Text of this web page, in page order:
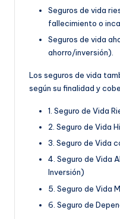
Seguros de vida
fallecimiento o
Seguros de vida
ahorro/inversión).
Los seguros de vida
según su finalidad y
1. Seguro de Vida
2. Seguro de Vida
3. Seguro de Vida
4. Seguro de Vida
Inversión)
5. Seguro de Vida
6. Seguro de